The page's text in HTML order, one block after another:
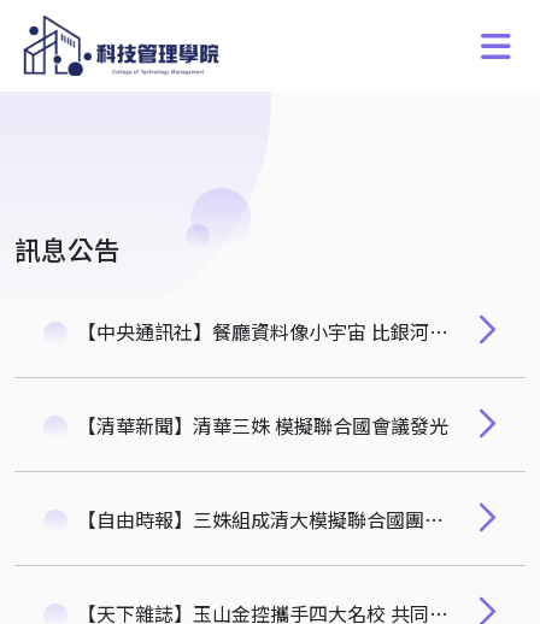
訊息公告
【中央通訊社】餐廳資料像小宇宙 比銀河系行星多十倍-徐茉莉
【清華新聞】清華三姝 模擬聯合國會議發光
【自由時報】三姝組成清大模擬聯合國團隊 勇獲國際評審特別獎
【天下雜誌】玉山金控攜手四大名校 共同推動玉山學術獎